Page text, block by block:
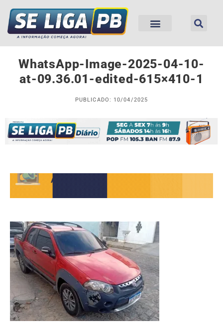
WhatsApp-Image-2025-04-10-
at-09.36.01-edited-615×410-1
PUBLICADO: 10/04/2025